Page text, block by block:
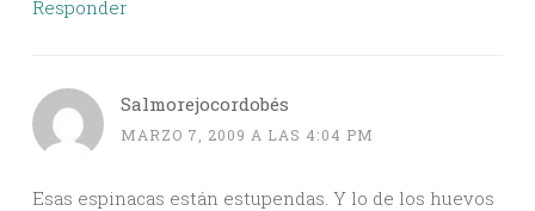
Responder
Salmorejocordobés
MARZO 7, 2009 A LAS 4:04 PM
Esas espinacas están estupendas. Y lo de los huevos